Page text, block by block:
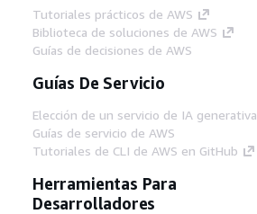
Tutoriales prácticos de AWS
Biblioteca de soluciones de AWS
Guías de decisiones de AWS
Guías De Servicio
Elección de un servicio de IA generativa
Guías de servicio de AWS
Tutoriales de CLI de AWS en GitHub
Herramientas Para
Desarrolladores